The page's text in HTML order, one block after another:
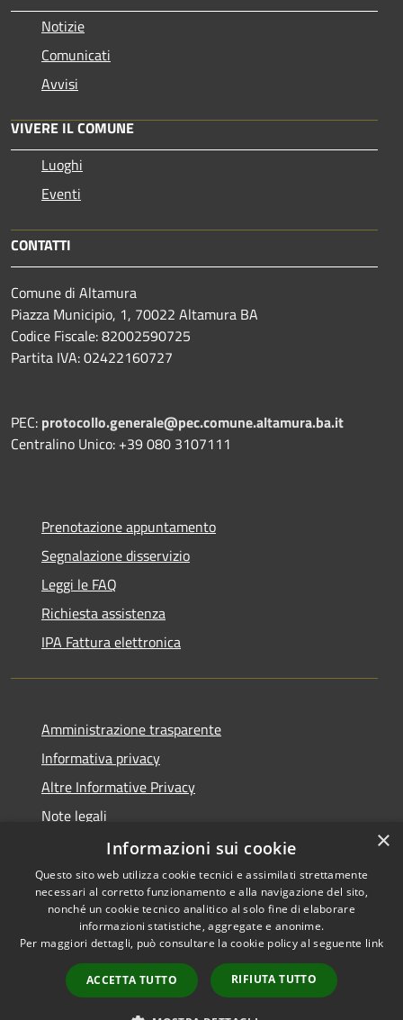
Notizie
Comunicati
Avvisi
VIVERE IL COMUNE
Luoghi
Eventi
CONTATTI
Comune di Altamura
Piazza Municipio, 1, 70022 Altamura BA
Codice Fiscale: 82002590725
Partita IVA: 02422160727
PEC: protocollo.generale@pec.comune.altamura.ba.it
Centralino Unico: +39 080 3107111
Prenotazione appuntamento
Segnalazione disservizio
Leggi le FAQ
Richiesta assistenza
IPA Fattura elettronica
Amministrazione trasparente
Informativa privacy
Altre Informative Privacy
Note legali
Dichiarazione di accessibilità
RSS
Accessibilità
Copyright © 2026 • Comune di
Municipium•
Accesso
redazione
×
Informazioni sui cookie
Questo sito web utilizza cookie tecnici e assimilati strettamente
necessari al corretto funzionamento e alla navigazione del sito,
nonché un cookie tecnico analitico al solo fine di elaborare
informazioni statistiche, aggregate e anonime.
Per maggiori dettagli, può consultare la cookie policy al seguente link
ACCETTA TUTTO RIFIUTA TUTTO